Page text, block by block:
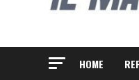
HOME